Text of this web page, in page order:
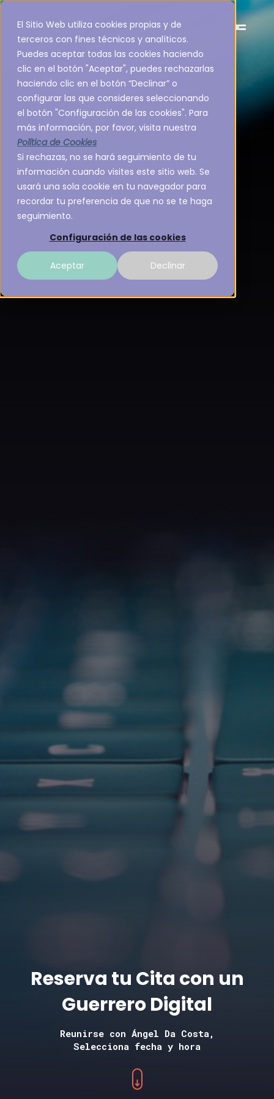
El Sitio Web utiliza cookies propias y de
terceros con fines técnicos y analíticos.
Puedes aceptar todas las cookies haciendo
clic en el botón "Aceptar", puedes rechazarlas
haciendo clic en el botón “Declinar” o
configurar las que consideres seleccionando
el botón "Configuración de las cookies". Para
más información, por favor, visita nuestra
Política de Cookies
Si rechazas, no se hará seguimiento de tu
información cuando visites este sitio web. Se
usará una sola cookie en tu navegador para
recordar tu preferencia de que no se te haga
seguimiento.
Configuración de las cookies
Aceptar Declinar
Reserva tu Cita con un
Guerrero Digital
Reunirse con Ángel Da Costa,
Selecciona fecha y hora